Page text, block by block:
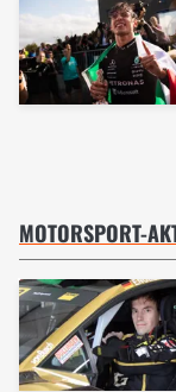
MOTORSPORT-